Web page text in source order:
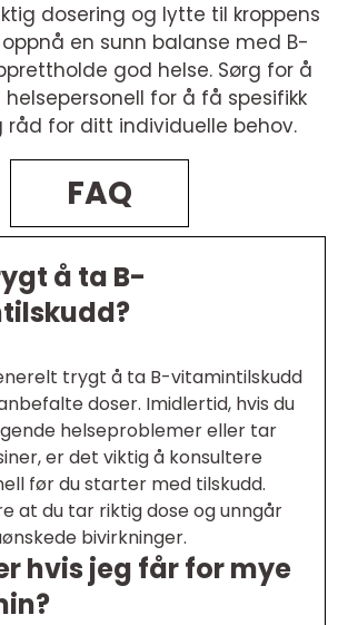
dosering og lytte til kroppens
en sunn balanse med B-
god helse. Sørg for å
helsepersonell for å få spesifikk
råd for ditt individuelle behov.
FAQ
å ta B-
trygt å ta B-vitamintilskudd
doser. Imidlertid, hvis du
helseproblemer eller tar
er det viktig å konsultere
før du starter med tilskudd.
at du tar riktig dose og unngår
bivirkninger.
hvis jeg får for mye